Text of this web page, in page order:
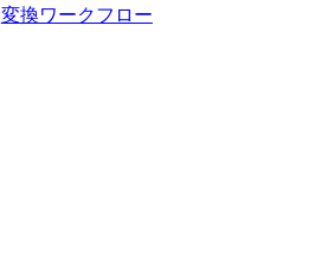
変換ワークフロー